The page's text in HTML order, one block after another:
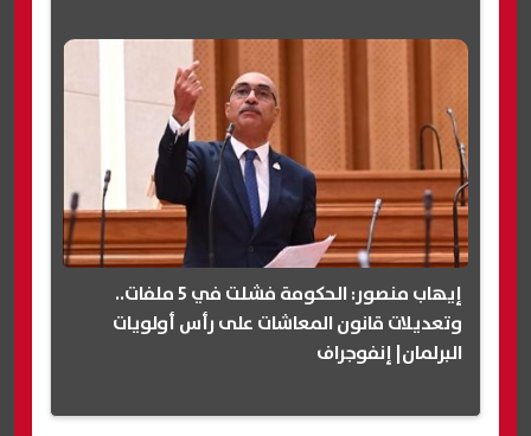
إيهاب منصور: الحكومة فشلت في 5 ملفات..
وتعديلات قانون المعاشات على رأس أولويات
البرلمان| إنفوجراف